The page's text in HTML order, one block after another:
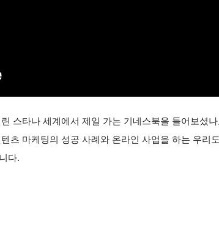
스타나 세계에서 제일 가는 기네스북을 들어보셨나
츠 마케팅의 성공 사례와 온라인 사업을 하는 우리
다.